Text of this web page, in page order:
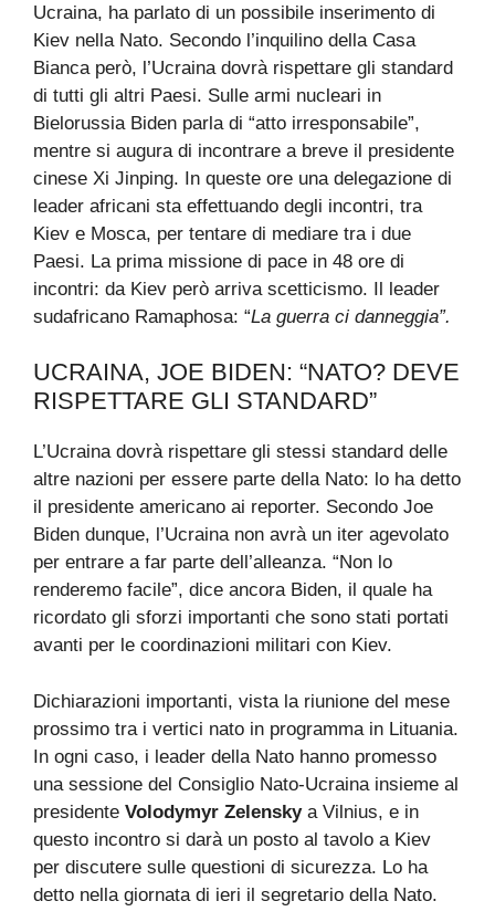
Ucraina, ha parlato di un possibile inserimento di
Kiev nella Nato. Secondo l’inquilino della Casa
Bianca però, l’Ucraina dovrà rispettare gli standard
di tutti gli altri Paesi. Sulle armi nucleari in
Bielorussia Biden parla di “atto irresponsabile”,
mentre si augura di incontrare a breve il presidente
cinese Xi Jinping. In queste ore una delegazione di
leader africani sta effettuando degli incontri, tra
Kiev e Mosca, per tentare di mediare tra i due
Paesi. La prima missione di pace in 48 ore di
incontri: da Kiev però arriva scetticismo. Il leader
sudafricano Ramaphosa: “La guerra ci danneggia”.
UCRAINA, JOE BIDEN: “NATO? DEVE
RISPETTARE GLI STANDARD”
L’Ucraina dovrà rispettare gli stessi standard delle
altre nazioni per essere parte della Nato: lo ha detto
il presidente americano ai reporter. Secondo Joe
Biden dunque, l’Ucraina non avrà un iter agevolato
per entrare a far parte dell’alleanza. “Non lo
renderemo facile”, dice ancora Biden, il quale ha
ricordato gli sforzi importanti che sono stati portati
avanti per le coordinazioni militari con Kiev.
Dichiarazioni importanti, vista la riunione del mese
prossimo tra i vertici nato in programma in Lituania.
In ogni caso, i leader della Nato hanno promesso
una sessione del Consiglio Nato-Ucraina insieme al
presidente Volodymyr Zelenskya Vilnius, e in
questo incontro si darà un posto al tavolo a Kiev
per discutere sulle questioni di sicurezza. Lo ha
detto nella giornata di ieri il segretario della Nato.